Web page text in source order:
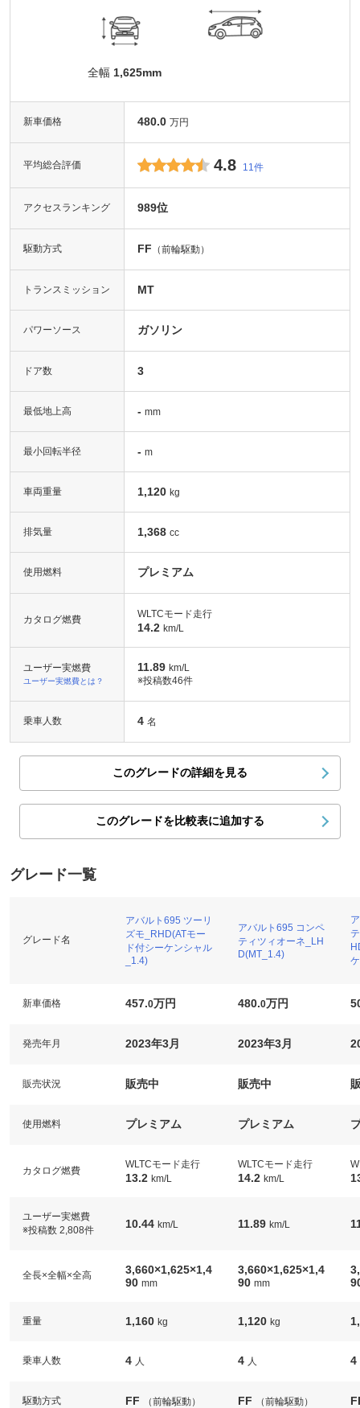
全幅 1,625mm
新車価格 480.0 万円
平均総合評価 4.8 11件
アクセスランキング 989位
駆動方式 FF （前輪駆動）
トランスミッション MT
パワーソース ガソリン
ドア数 3
最低地上高 - mm
最小回転半径 - m
車両重量 1,120 kg
排気量 1,368 cc
使用燃料 プレミアム
カタログ燃費 WLTCモード走行
14.2 km/L
ユーザー実燃費
ユーザー実燃費とは？
11.89 km/L
※投稿数46件
乗車人数 4 名
このグレードの詳細を見る
このグレードを比較表に追加する
グレード一覧
グレード名
アバルト695 ツーリ
ズモ_RHD(ATモー
ド付シーケンシャル
_1.4)
アバルト695 コンペ
ティツィオーネ_LH
D(MT_1.4)
新車価格 457.0万円 480.0万円
発売年月 2023年3月 2023年3月
販売状況 販売中 販売中
使用燃料 プレミアム プレミアム
カタログ燃費
WLTCモード走行
13.2 km/L
WLTCモード走行
14.2 km/L
ユーザー実燃費
※投稿数 2,808件
10.44 km/L 11.89 km/L
全長×全幅×全高
3,660×1,625×1,4
90 mm
3,660×1,625×1,4
90 mm
重量 1,160 kg 1,120 kg
乗車人数 4 人 4 人 4
駆動方式 FF （前輪駆動） FF （前輪駆動）